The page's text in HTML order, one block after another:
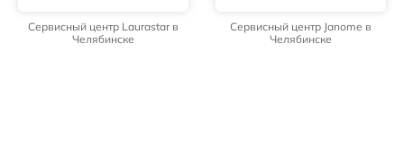
Сервисный центр Laurastar в
Челябинске
Сервисный центр Janome в
Челябинске